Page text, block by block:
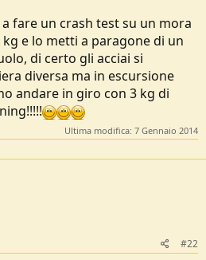
fare un crash test su un mora
e lo metti a paragone di un
di certo gli acciai si
diversa ma in escursione
andare in giro con 3 kg di
Ultima modifica: 7 Gennaio 2014
#22